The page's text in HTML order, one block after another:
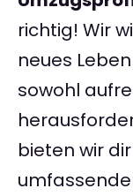
richtig! Wir
neues
sowohl
bieten wir